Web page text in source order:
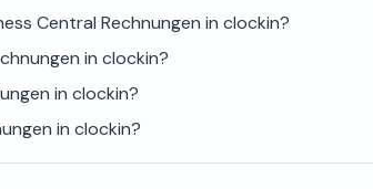
Central Rechnungen in clockin?
in clockin?
in clockin?
in clockin?